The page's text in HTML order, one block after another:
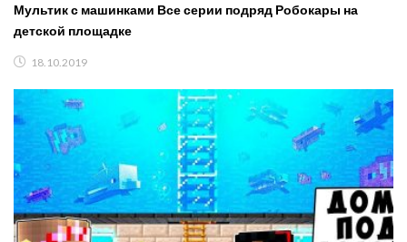
Мультик с машинками Все серии подряд Робокары на
детской площадке
18.10.2019